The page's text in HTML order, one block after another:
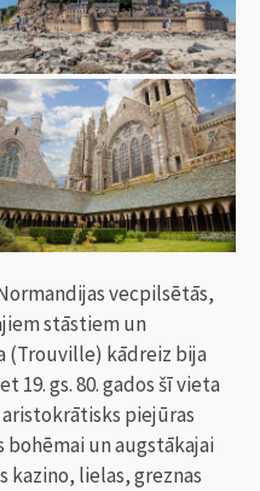
vecpilsētās,
stāstiem un
(Trouville) kādreiz bija
19. gs. 80. gados šī vieta
piejūras
un augstākajai
lielas, greznas